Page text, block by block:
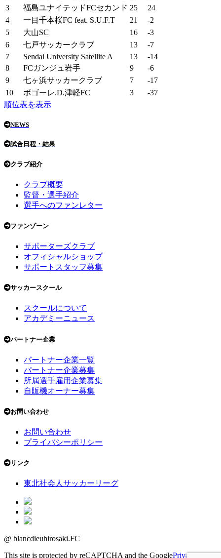
3
福島ユナイテッドFCセカンド 25
24
4
一目千本桜FC feat. S.U.F.T 21
-2
5
大山SC 16
-3
6
七戸サッカークラブ 13
-7
7
Sendai University Satellite A 13
-14
8
FCガンジュ岩手 9
-6
9
七ヶ浜サッカークラブ 7
-17
10
ボゴーレ.D.津軽FC 3
-37
順位表を表示
NEWS
試合日程・結果
クラブ紹介
クラブ概要
監督・選手紹介
選手へのファンレター
ファンゾーン
サポーターズクラブ
オフィシャルショップ
サポートスタッフ募集
サッカースクール
スクールについて
アカデミーニュース
パートナー企業
パートナー企業一覧
パートナー企業募集
所属選手雇用企業募集
自販機オーナー募集
お問い合わせ
お問い合わせ
プライバシーポリシー
リンク
東北社会人サッカーリーグ
@ blancdieuhirosaki.FC
This site is protected by reCAPTCHA and the GooglePrivacy